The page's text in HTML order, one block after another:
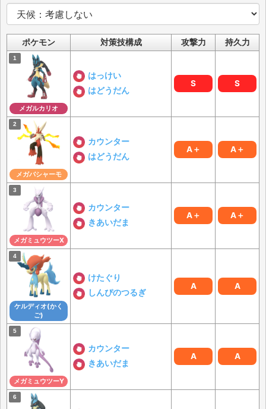
ポケモン 対策技構成 攻撃力 持久力
メガルカリオ
はっけい
はどうだん
S S
メガバシャーモ
カウンター
はどうだん
A＋ A＋
メガミュウツーX
カウンター
きあいだま
A＋ A＋
ケルディオ(かく
ご)
けたぐり
しんぴのつるぎ
A A
メガミュウツーY
カウンター
きあいだま
A A